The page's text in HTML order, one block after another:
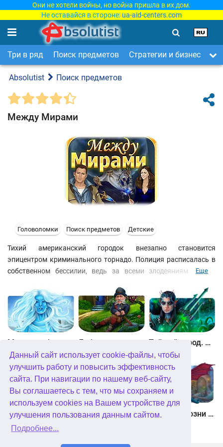
Данный сайт использует cookie-файлы, чтобы
улучшить работу и повысить эффективность
сайта. При навигации по нашему веб-сайту,
Вы соглашаетесь с тем, что мы сохраняем и
используем cookies на Вашем устройстве для
улучшения пользования данным сайтом.
Подробнее...
Они не хотели войны, но война пришла в их дом.
Не оставайся в стороне: ua-aid-centers.com
Три в ряд Поиск предметов Стратегии и бизнес
Absolutist Поиск предметов
Между Мирами
Головоломки Поиск предметов Детские
Тихий американский городок внезапно становится
эпицентром криминального торнадо. Полиция расписалась в
собственном бессилии, ведь за всеми злодеяниями стоит
одолеть его! В этом квесте жанра "я ищу" вас ждет 32 уровня и
сражение с настоящим колдуном. Собирайте улики и решайте
головоломки, чтобы собрать могущественный колдовской
амулет, который остановит неуязвимого врага!
Еще
Тайный город. Подводное королевство. Коллекционное издание
Небесные земли. Пробуждение гигантов. Коллекционное издание Загадки Нью-Йорка. Пробуждение. Коллекционное издание Химеры. Козни зла. Коллекционное издание